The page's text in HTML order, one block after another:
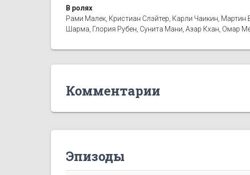
В ролях
Рами Малек, Кристиан Слэйтер, Карли Чаикин,
Шарма, Глория Рубен, Сунита Мани, Азар Кхан, Омар
Комментарии
Эпизоды